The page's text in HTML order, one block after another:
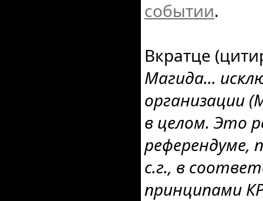
событии.
Вкратце
Магида...
организации
в целом. Это
референдуме,
с.г., в
принципами